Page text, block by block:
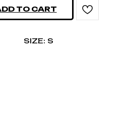
TO CART
SIZE: S